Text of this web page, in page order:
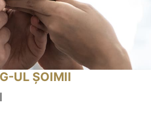
UL ȘOIMII